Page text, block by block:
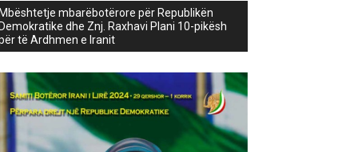
mbarëbotërore për Republikën
dhe Znj. Raxhavi Plani 10-pikësh
të Ardhmen e Iranit